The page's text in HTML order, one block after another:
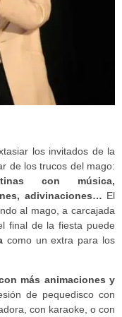
los invitados de la
de los trucos del mago:
con música,
adivinaciones… El
al mago, a carcajada
final de la fiesta puede
como un extra para los
más animaciones y
de pequedisco con
con karaoke, o con